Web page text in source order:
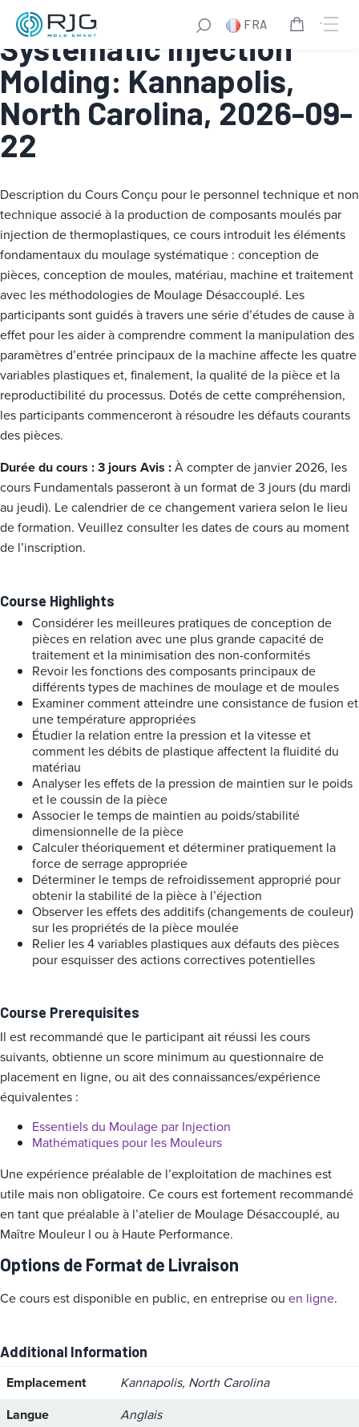
FRA
Fundamentals of
Systematic Injection
Molding: Kannapolis,
North Carolina, 2026-09-
22
Description du CoursConçu pour le personnel technique et non
technique associé à la production de composants moulés par
injection de thermoplastiques, ce cours introduit les éléments
fondamentaux du moulage systématique : conception de
pièces, conception de moules, matériau, machine et traitement
avec les méthodologies de Moulage Désaccouplé. Les
participants sont guidés à travers une série d’études de cause à
effet pour les aider à comprendre comment la manipulation des
paramètres d’entrée principaux de la machine affecte les quatre
variables plastiques et, finalement, la qualité de la pièce et la
reproductibilité du processus. Dotés de cette compréhension,
les participants commenceront à résoudre les défauts courants
des pièces.
Durée du cours : 3 jours Avis :À compter de janvier 2026, les
cours Fundamentals passeront à un format de 3 jours (du mardi
au jeudi). Le calendrier de ce changement variera selon le lieu
de formation. Veuillez consulter les dates de cours au moment
de l’inscription.
Course Highlights
Considérer les meilleures pratiques de conception de
pièces en relation avec une plus grande capacité de
traitement et la minimisation des non-conformités
Revoir les fonctions des composants principaux de
différents types de machines de moulage et de moules
Examiner comment atteindre une consistance de fusion et
une température appropriées
Étudier la relation entre la pression et la vitesse et
comment les débits de plastique affectent la fluidité du
matériau
Analyser les effets de la pression de maintien sur le poids
et le coussin de la pièce
Associer le temps de maintien au poids/stabilité
dimensionnelle de la pièce
Calculer théoriquement et déterminer pratiquement la
force de serrage appropriée
Déterminer le temps de refroidissement approprié pour
obtenir la stabilité de la pièce à l’éjection
Observer les effets des additifs (changements de couleur)
sur les propriétés de la pièce moulée
Relier les 4 variables plastiques aux défauts des pièces
pour esquisser des actions correctives potentielles
Course Prerequisites
Il est recommandé que le participant ait réussi les cours
suivants, obtienne un score minimum au questionnaire de
placement en ligne, ou ait des connaissances/expérience
équivalentes :
Essentiels du Moulage par Injection
Mathématiques pour les Mouleurs
Une expérience préalable de l’exploitation de machines est
utile mais non obligatoire. Ce cours est fortement recommandé
en tant que préalable à l’atelier de Moulage Désaccouplé, au
Maître Mouleur I ou à Haute Performance.
Options de Format de Livraison
Ce cours est disponible en public, en entreprise ou en ligne.
Additional Information
Emplacement
Kannapolis, North Carolina
Langue
Anglais